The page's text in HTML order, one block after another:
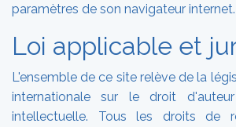
paramètres de son navigateur internet.
Loi applicable et
L'ensemble de ce site relève de la
internationale sur le droit
intellectuelle. Tous les droits de